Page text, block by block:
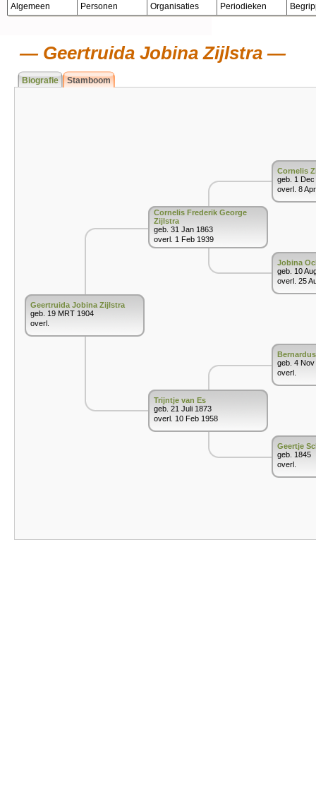
Algemeen Personen Organisaties Periodieken
Geertruida Jobina Zijlstra
Biografie Stamboom
Geertruida Jobina Zijlstra
geb. 19 MRT 1904
overl.
Cornelis Frederik George
Zijlstra
geb. 31 Jan 1863
overl. 1 Feb 1939
Trijntje van Es
geb. 21 Juli 1873
overl. 10 Feb 1958
Cornelis
geb. 1 Dec
overl. 8
Jobina
geb. 10
overl. 25
geb. 4 Nov
overl.
Geertje
geb. 1845
overl.